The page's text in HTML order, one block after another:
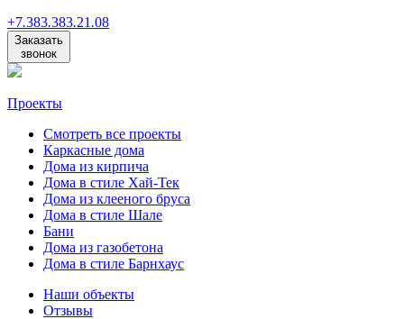
+7.383.383.21.08
Заказать
звонок
Проекты
Смотреть все проекты
Каркасные дома
Дома из кирпича
Дома в стиле Хай-Тек
Дома из клееного бруса
Дома в стиле Шале
Бани
Дома из газобетона
Дома в стиле Барнхаус
Наши объекты
Отзывы